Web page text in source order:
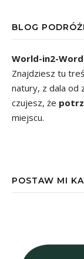
BLOG
World-in2-
Znajdziesz tu
natury, z dala od
czujesz, że
miejscu.
POSTAW MI